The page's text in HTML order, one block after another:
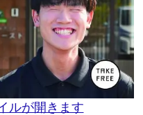
ルが開きます